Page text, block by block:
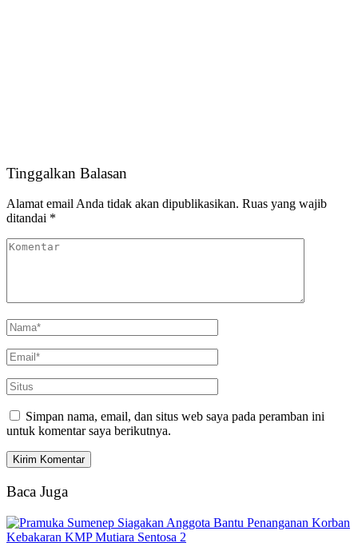
Tinggalkan Balasan
Alamat email Anda tidak akan dipublikasikan. Ruas yang wajib
ditandai *
Simpan nama, email, dan situs web saya pada peramban ini
untuk komentar saya berikutnya.
Baca Juga